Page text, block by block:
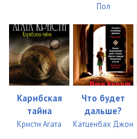
Подумай дважды_Глава_029
Подумай дважды_Глава_030
Подумай дважды_Глава_031
Подумай дважды_Глава_032
Подумай дважды_Глава_033
Пол
Карибская
тайна
Кристи Агата
Что будет
дальше?
Катценбах Джон